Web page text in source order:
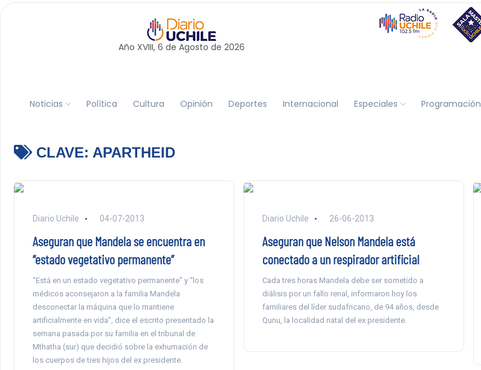
Año XVIII, 6 de Agosto de 2026
Noticias Política Cultura Opinión Deportes Internacional Especiales Programación
CLAVE: APARTHEID
Diario Uchile 04-07-2013
Aseguran que Mandela se encuentra en
“estado vegetativo permanente”
“Está en un estado vegetativo permanente” y “los
médicos aconsejaron a la familia Mandela
desconectar la máquina que lo mantiene
artificialmente en vida”, dice el escrito presentado la
semana pasada por su familia en el tribunal de
Mthatha (sur) que decidió sobre la exhumación de
los cuerpos de tres hijos del ex presidente.
Diario Uchile 26-06-2013
Aseguran que Nelson Mandela está
conectado a un respirador artificial
Cada tres horas Mandela debe ser sometido a
diálisis por un fallo renal, informaron hoy los
familiares del líder sudafricano, de 94 años, desde
Qunu, la localidad natal del ex presidente.